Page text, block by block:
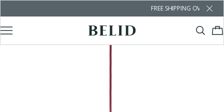
FREE SHIPPING OVER €100 – SMOOTH